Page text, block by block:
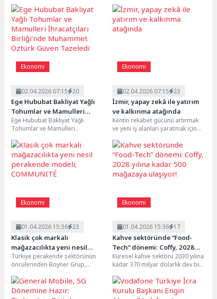
koşula bağlı olmak üzere...
birliğiyle yeni bir kampanya...
Ekonomi
02.04.2026 07:15 20
Ege Hububat Bakliyat Yağlı
Tohumlar ve Mamulleri
İhracatçıları Birliği’nde
Muhammet Öztürk Güven
Tazeledi
Ege Hububat Bakliyat Yağlı
Tohumlar ve Mamulleri
Kurulu’nda Muhammet Öztürk
ikinci kez...
Ekonomi
02.04.2026 07:15 23
İzmir, yapay zekâ ile yatırım
ve kalkınma atağında
Kentin rekabet gücünü artırmak
ve yeni iş alanları yaratmak için
kamu,...
Ekonomi
01.04.2026 15:36 23
Klasik çok markalı
mağazacılıkta yeni nesil
perakende modeli;
COMMUNITÉ
Türkiye perakende sektörünün
öncülerinden Boyner Grup,
araya getiren yeni...
Ekonomi
01.04.2026 15:36 17
Kahve sektöründe “Food-
Tech” dönemi: Coffy, 2028
yılına kadar 500 mağazaya
ulaşıyor!
Küresel kahve sektörü 2030 yılına
kadar 370 milyar dolarlık dev bir